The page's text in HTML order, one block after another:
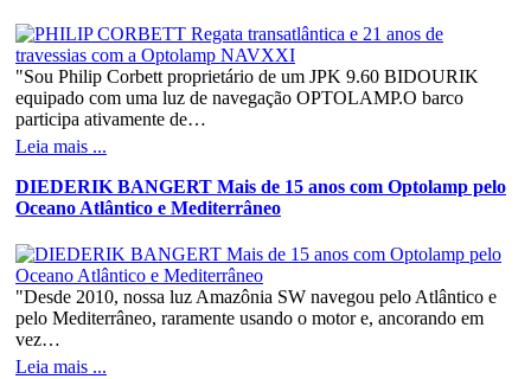
"Sou Philip Corbett proprietário de um JPK 9.60 BIDOURIK
equipado com uma luz de navegação OPTOLAMP.O barco
participa ativamente de…
Leia mais ...
DIEDERIK BANGERT Mais de 15 anos com Optolamp pelo
Oceano Atlântico e Mediterrâneo
"Desde 2010, nossa luz Amazônia SW navegou pelo Atlântico e
pelo Mediterrâneo, raramente usando o motor e, ancorando em
vez…
Leia mais ...